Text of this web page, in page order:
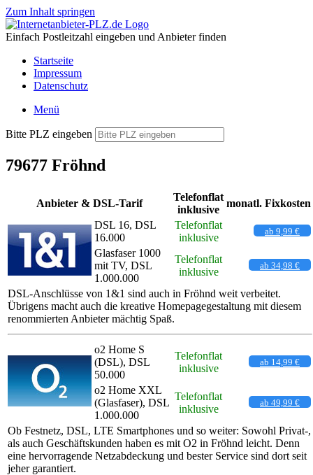
Zum Inhalt springen
Einfach Postleitzahl eingeben und Anbieter finden
Startseite
Impressum
Datenschutz
Menü
Bitte PLZ eingeben
79677 Fröhnd
Anbieter & DSL-Tarif
Telefonflat
inklusive
monatl. Fixkosten
DSL 16, DSL
16.000
Telefonflat
inklusive
ab 9,99 €
Glasfaser 1000
mit TV, DSL
1.000.000
Telefonflat
inklusive
ab 34,98 €
DSL-Anschlüsse von 1&1 sind auch in Fröhnd weit verbeitet.
Übrigens macht auch die kreative Homepagegestaltung mit diesem
renommierten Anbieter mächtig Spaß.
o2 Home S
(DSL), DSL
50.000
Telefonflat
inklusive
ab 14,99 €
o2 Home XXL
(Glasfaser), DSL
1.000.000
Telefonflat
inklusive
ab 49,99 €
Ob Festnetz, DSL, LTE Smartphones und so weiter: Sowohl Privat-,
als auch Geschäftskunden haben es mit O2 in Fröhnd leicht. Denn
eine hervorragende Netzabdeckung und bester Service sind dort seit
jeher garantiert.